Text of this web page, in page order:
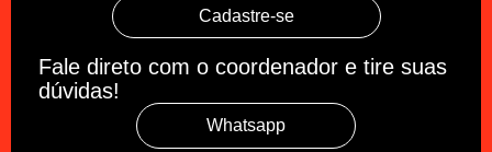
Cadastre-se
Fale direto com o coordenador e tire suas
dúvidas!
Whatsapp